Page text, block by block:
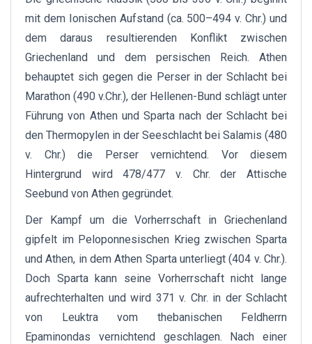
mit dem Ionischen Aufstand (ca. 500–494 v. Chr.) und
dem daraus resultierenden Konflikt zwischen
Griechenland und dem persischen Reich. Athen
behauptet sich gegen die Perser in der Schlacht bei
Marathon (490 v.Chr.), der Hellenen-Bund schlägt unter
Führung von Athen und Sparta nach der Schlacht bei
den Thermopylen in der Seeschlacht bei Salamis (480
v. Chr.) die Perser vernichtend. Vor diesem
Hintergrund wird 478/477 v. Chr. der Attische
Seebund von Athen gegründet.
Der Kampf um die Vorherrschaft in Griechenland
gipfelt im Peloponnesischen Krieg zwischen Sparta
und Athen, in dem Athen Sparta unterliegt (404 v. Chr.).
Doch Sparta kann seine Vorherrschaft nicht lange
aufrechterhalten und wird 371 v. Chr. in der Schlacht
von Leuktra vom thebanischen Feldherrn
Epaminondas vernichtend geschlagen. Nach einer